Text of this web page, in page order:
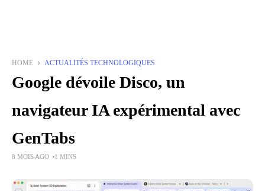
HOME ACTUALITÉS TECHNOLOGIQUES
Google dévoile Disco, un
navigateur IA expérimental avec
GenTabs
8 MOIS AGO 1 MINS